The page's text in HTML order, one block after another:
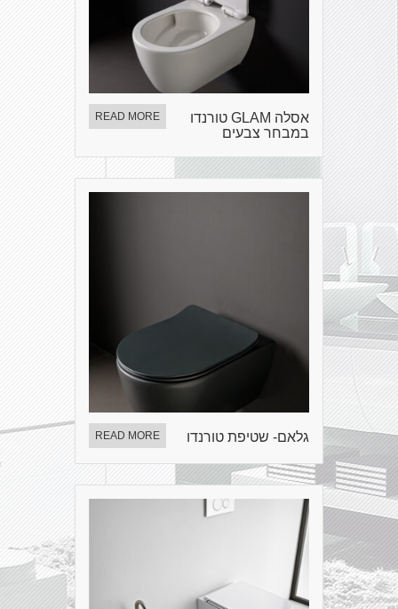
אסלה GLAM טורנדו
במבחר צבעים
READ MORE
גלאם- שטיפת טורנדו READ MORE